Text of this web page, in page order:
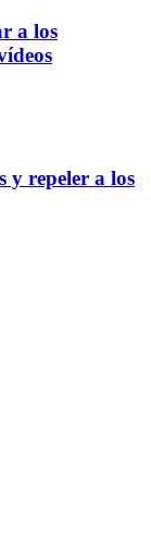
a los
y repeler a los